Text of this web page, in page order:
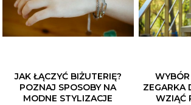
JAK ŁĄCZYĆ BIŻUTERIĘ?
POZNAJ SPOSOBY NA
MODNE STYLIZACJE
ZEGARKA
WZIĄĆ